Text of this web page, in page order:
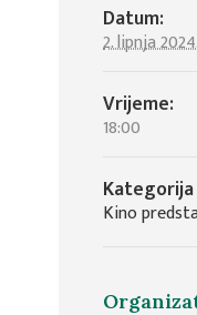
Datum:
2. lipnja 2024.
Vrijeme:
18:00
Kino